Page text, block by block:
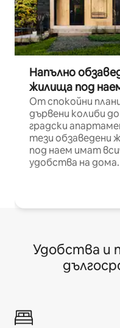
Напълно
жилища под
От спокойни
дървени колиби
градски
тези обзаведени
под наем имат
удобства на дома.
Удобства и